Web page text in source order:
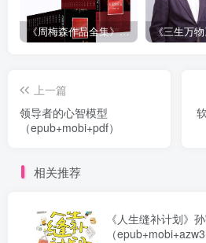
《周梅森作品全集》[共30册]
上一篇
领导者的心智模型
（epub+mobi+pdf）
相关推荐
《人生缝补计划》
（